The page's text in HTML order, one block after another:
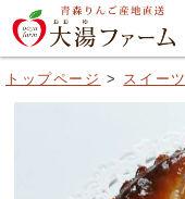
トップページ スイーツ